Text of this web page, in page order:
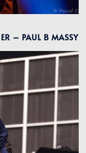
– PAUL B MASSY